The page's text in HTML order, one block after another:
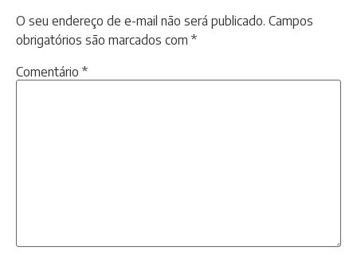
O seu endereço de e-mail não será publicado. Campos
obrigatórios são marcados com *
Comentário *